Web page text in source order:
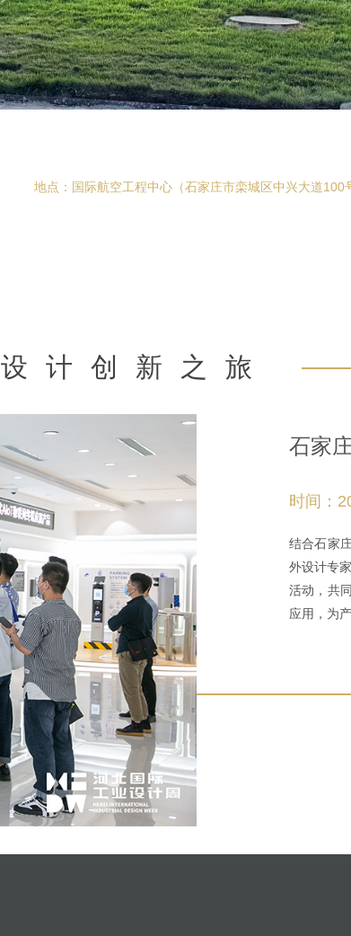
地点：国际航空工程中心（石家庄市栾城区中兴大道100
设计创新之旅
石家
时间：
结合石家
外设计专
活动，共
应用，为